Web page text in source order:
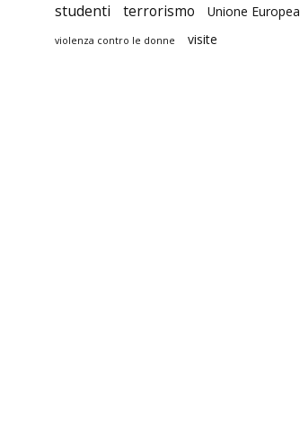
studenti terrorismo Unione Europea
violenza contro le donne visite